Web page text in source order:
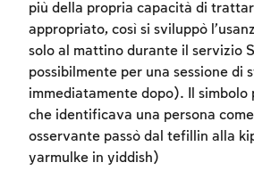
più della propria capacità di
appropriato, così si sviluppò
solo al mattino durante il servizio
possibilmente per una sessione di
immediatamente dopo). Il simbolo
che identificava una persona
osservante passò dal tefillin alla
yarmulke in yiddish)